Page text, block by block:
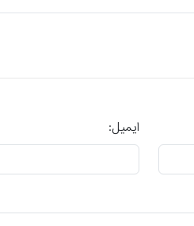
ایمیل: